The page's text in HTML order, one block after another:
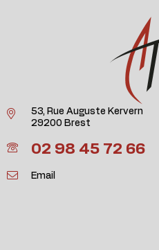
53, Rue Auguste Kervern
29200 Brest
02 98 45 72 66
Email